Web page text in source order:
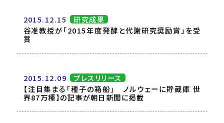
2015.12.15
研究成果
谷准教授が「2015年度発酵と代謝研究奨励賞」を受
賞
2015.12.09
プレスリリース
【注目集まる「種子の箱船」 ノルウェーに貯蔵庫 世
界87万種】の記事が朝日新聞に掲載